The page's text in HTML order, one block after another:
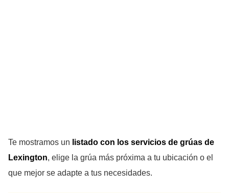
Te mostramos un listado con los servicios de grúas de
Lexington, elige la grúa más próxima a tu ubicación o el
que mejor se adapte a tus necesidades.